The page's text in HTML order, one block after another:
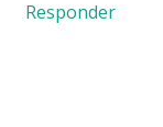
Responder